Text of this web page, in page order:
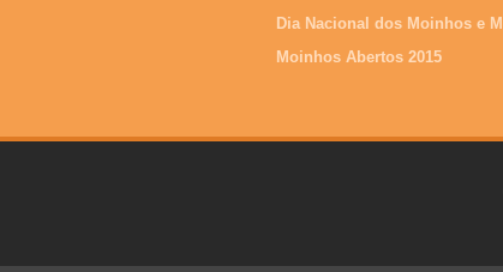
Dia Nacional dos Moinhos e
Moinhos Abertos 2015